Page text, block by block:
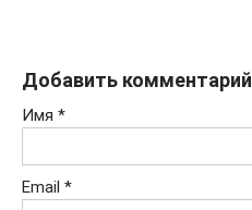
Добавить комментарий
Имя *
Email *